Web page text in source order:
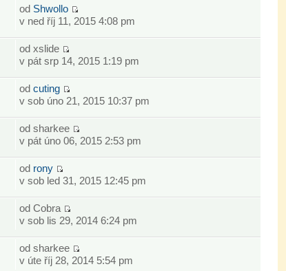
od Shwollo
v ned říj 11, 2015 4:08 pm
odxslide
v pát srp 14, 2015 1:19 pm
odcuting
v sob úno 21, 2015 10:37 pm
odsharkee
v pát úno 06, 2015 2:53 pm
od rony
v sob led 31, 2015 12:45 pm
odCobra
v sob lis 29, 2014 6:24 pm
odsharkee
v úte říj 28, 2014 5:54 pm